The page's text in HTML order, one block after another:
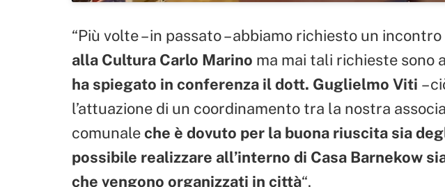
“Più volte – in passato – abbiamo richiesto un incontro
alla Cultura Carlo Marino ma mai tali richieste sono
ha spiegato in conferenza il dott. Guglielmo Viti –
l’attuazione di un coordinamento tra la nostra
comunaleche è dovuto per la buona riuscita sia
possibile realizzare all’interno di Casa Barnekow
che vengono organizzati in città“.